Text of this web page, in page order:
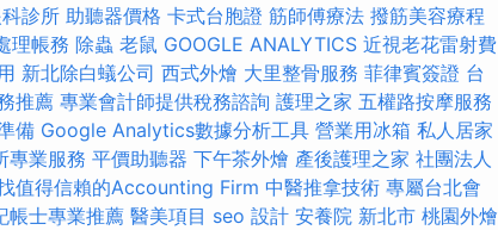
診所 助聽器價格 卡式台胞證 筋師傅療法 撥筋美容療程
理帳務 除蟲 老鼠 GOOGLE ANALYTICS 近視老花雷射費
新北除白蟻公司 西式外燴 大里整骨服務 菲律賓簽證 台
推薦 專業會計師提供稅務諮詢 護理之家 五權路按摩服務
備 Google Analytics數據分析工具 營業用冰箱 私人居家
專業服務 平價助聽器 下午茶外燴 產後護理之家 社團法人
值得信賴的Accounting Firm 中醫推拿技術 專屬台北會
帳士專業推薦 醫美項目 seo 設計 安養院 新北市 桃園外燴